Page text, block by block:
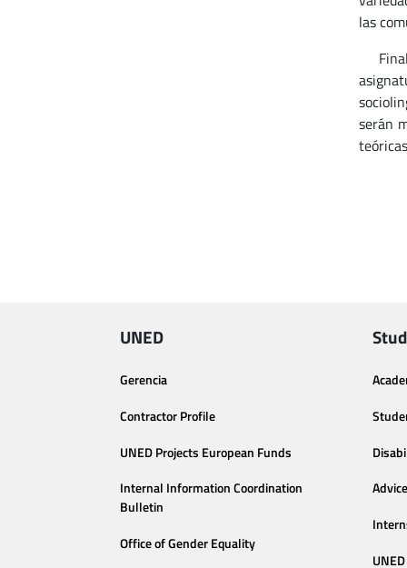
las
serán
UNED
Gerencia
Contractor Profile
UNED Projects European Funds
Internal Information Coordination
Bulletin
Office of Gender Equality